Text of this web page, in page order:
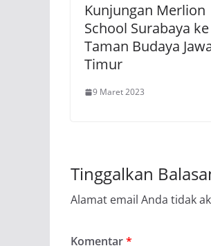
Kunjungan Merlion
School Surabaya ke
Taman Budaya
Timur
9 Maret 2023
Tinggalkan
Alamat email Anda tidak
Komentar*